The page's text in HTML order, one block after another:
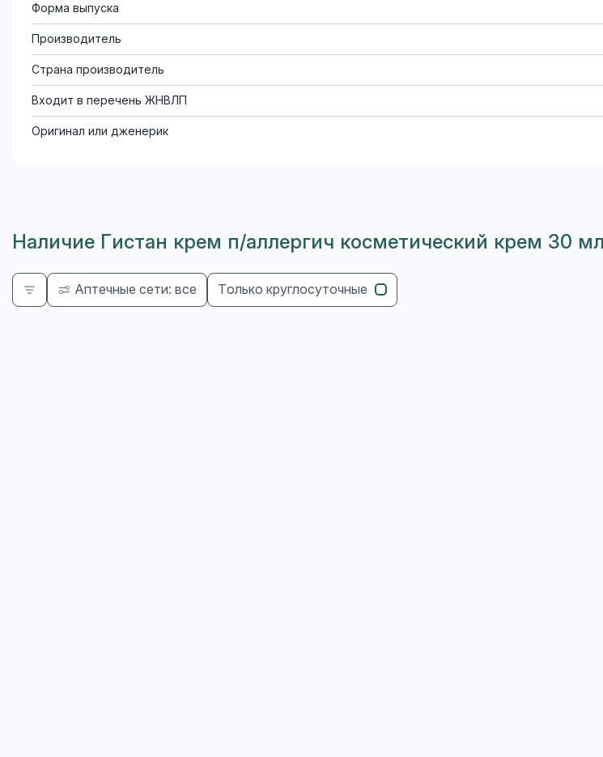
Форма выпуска
Производитель
Страна производитель
Входит в перечень ЖНВЛП
Оригинал или дженерик
Наличие Гистан крем п/аллергич косметический крем 30
Аптечные сети: все Только круглосуточные